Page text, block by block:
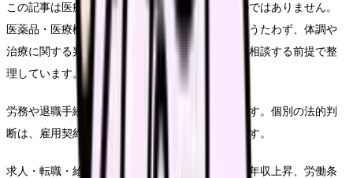
この記事は医療行為、診断、治療効果を示すものではありません。
医薬品・医療機器・サプリメント等の効能効果をうたわず、体調や
治療に関する判断は医師・薬剤師などの専門職に相談する前提で整
理しています。
労務や退職手続きに関わる部分は一般的な整理です。個別の法的判
断は、雇用契約、就業規則、事実関係で変わります。
求人・転職・給与に関する内容は、内定、採用、年収上昇、労働条